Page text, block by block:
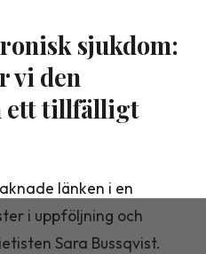
sjukdom:
vi den
ett tillfälligt
länken i en
i uppföljning och
Sara Bussqvist.